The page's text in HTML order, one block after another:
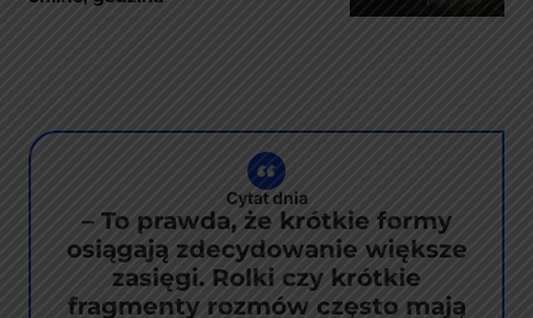
Cytat dnia
– To prawda, że krótkie formy
osiągają zdecydowanie większe
zasięgi. Rolki czy krótkie
fragmenty rozmów często mają